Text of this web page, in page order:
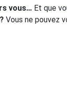
vous… Et que
Vous ne pouvez